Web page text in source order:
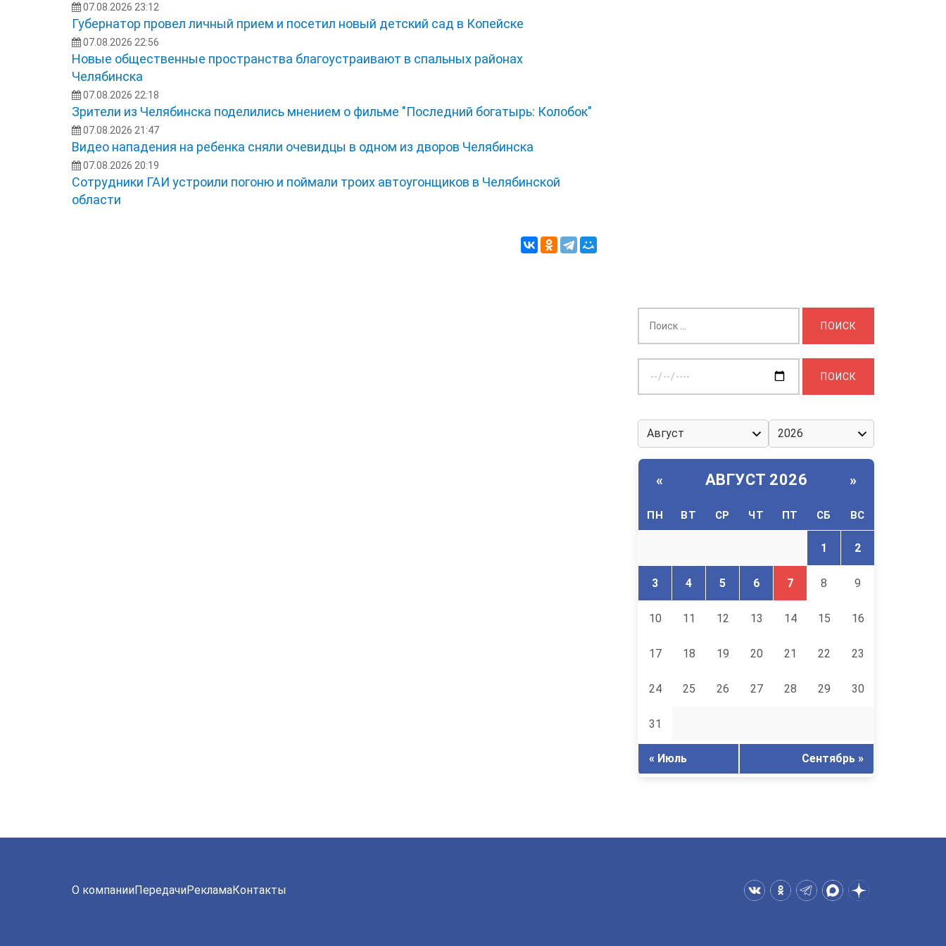
07.08.2026 23:12
Губернатор провел личный прием и посетил новый детский сад в Копейске
07.08.2026 22:56
Новые общественные пространства благоустраивают в спальных районах
Челябинска
07.08.2026 22:18
Зрители из Челябинска поделились мнением о фильме "Последний богатырь: Колобок"
07.08.2026 21:47
Видео нападения на ребенка сняли очевидцы в одном из дворов Челябинска
07.08.2026 20:19
Сотрудники ГАИ устроили погоню и поймали троих автоугонщиков в Челябинской
области
дату:
« АВГУСТ 2026 »
ПН ВТ СР ЧТ ПТ СБ ВС
1 2
3 4 5 6 7 8 9
10 11 12 13 14 15 16
17 18 19 20 21 22 23
24 25 26 27 28 29 30
31
« Июль Сентябрь »
О компанииПередачиРекламаКонтакты